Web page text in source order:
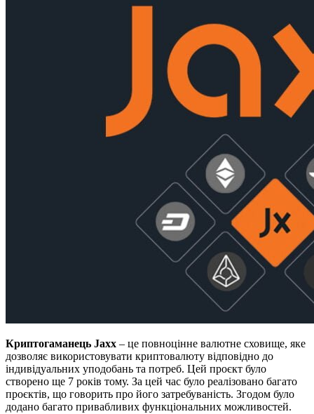
Криптогаманець Jaxx – це повноцінне валютне сховище, яке
дозволяє використовувати криптовалюту відповідно до
індивідуальних уподобань та потреб. Цей проєкт було
створено ще 7 років тому. За цей час було реалізовано багато
проєктів, що говорить про його затребуваність. Згодом було
додано багато привабливих функціональних можливостей.